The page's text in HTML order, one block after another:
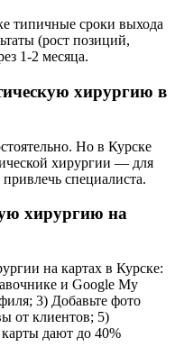
типичные сроки выхода
(рост позиций,
1-2 месяца.
хирургию в
Но в Курске
хирургии — для
специалиста.
хирургию на
на картах в Курске:
и Google My
3) Добавьте фото
от клиентов; 5)
дают до 40%